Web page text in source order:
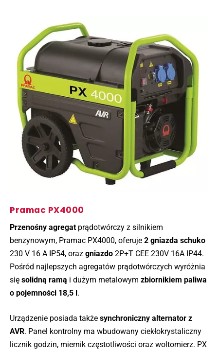
Pramac PX4000
Przenośny agregatprądotwórczy z silnikiem
benzynowym, Pramac PX4000, oferuje 2 gniazda schuko
230 V 16 A IP54, oraz gniazdo 2P+T CEE 230V 16A IP44.
Pośród najlepszych agregatów prądotwórczych wyróżnia
się solidną ramą i dużym metalowym zbiornikiem paliwa
o pojemności 18,5 l.
Urządzenie posiada także synchroniczny alternator z
AVR. Panel kontrolny ma wbudowany ciekłokrystaliczny
licznik godzin, miernik częstotliwości oraz woltomierz. PX